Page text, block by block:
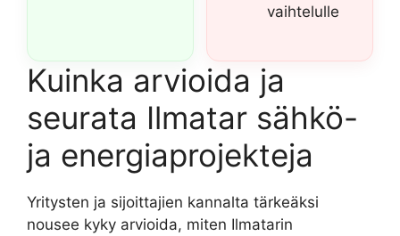
vaihtelulle
Kuinka arvioida ja
seurata Ilmatar sähkö-
ja energiaprojekteja
Yritysten ja sijoittajien kannalta tärkeäksi
nousee kyky arvioida, miten Ilmatarin